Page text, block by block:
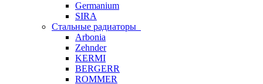
Germanium
SIRA
Стальные радиаторы
Arbonia
Zehnder
KERMI
BERGERR
ROMMER